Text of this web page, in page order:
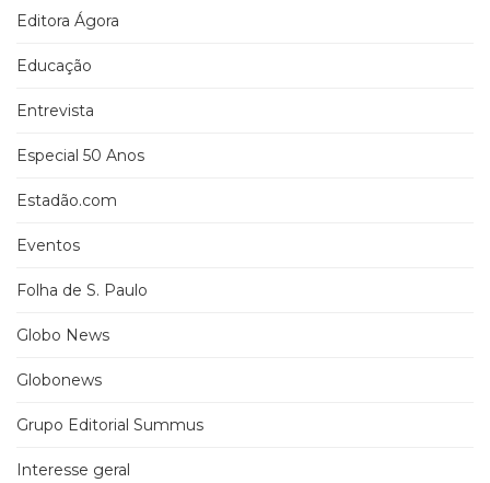
Editora Ágora
Educação
Entrevista
Especial 50 Anos
Estadão.com
Eventos
Folha de S. Paulo
Globo News
Globonews
Grupo Editorial Summus
Interesse geral